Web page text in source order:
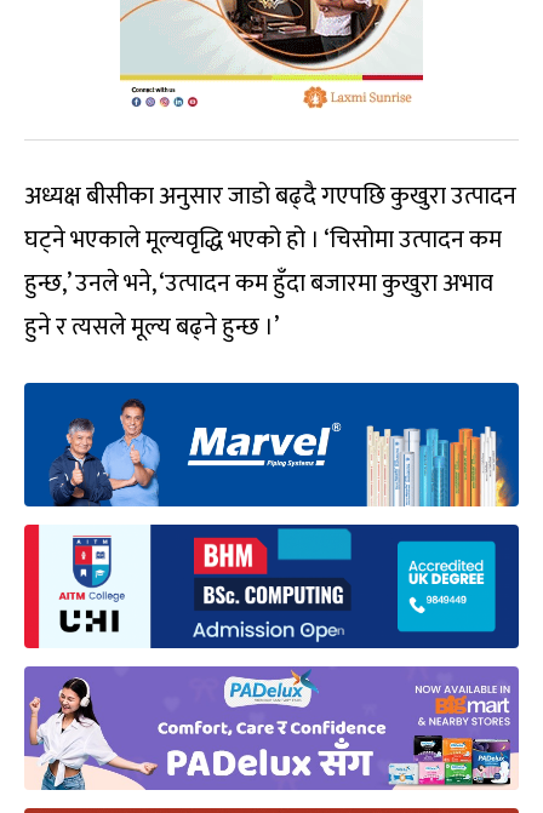
अध्यक्ष बीसीका अनुसार जाडो बढ्दै गएपछि कुखुरा उत्पादन
घट्ने भएकाले मूल्यवृद्धि भएको हो । ‘चिसोमा उत्पादन कम
हुन्छ,’ उनले भने, ‘उत्पादन कम हुँदा बजारमा कुखुरा अभाव
हुने र त्यसले मूल्य बढ्ने हुन्छ ।’